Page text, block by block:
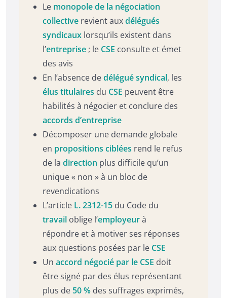
Le monopole de la négociation
collective revient auxdélégués
syndicaux lorsqu’ils existent dans
l’entreprise ; le CSE consulte et émet
des avis
En l’absence dedélégué syndical, les
élus titulaires du CSE peuvent être
habilités à négocier et conclure des
accords d’entreprise
Décomposer une demande globale
en propositions ciblées rend le refus
de la direction plus difficile qu’un
unique « non » à un bloc de
revendications
L’article L. 2312-15 du Code du
travail oblige l’employeurà
répondre et à motiver ses réponses
aux questions posées par le CSE
Un accord négocié par le CSE doit
être signé par des élus représentant
plus de 50 % des suffrages exprimés,